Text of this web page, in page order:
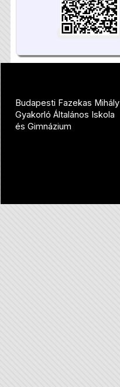
Budapesti Fazekas Mihály
Gyakorló Általános Iskola
és Gimnázium